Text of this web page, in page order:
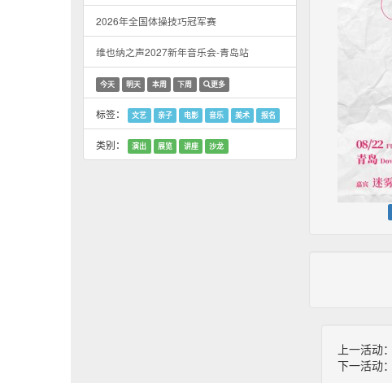
2026年全国体操技巧冠军赛
维也纳之声2027新年音乐会-青岛站
今天 明天 本周 下周 更多
标签： 文艺 亲子 电影 音乐 美术 报名
类别： 演出 展览 讲座 沙龙
上一活动：
下一活动：